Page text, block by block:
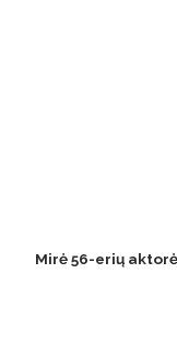
Mirė 56-erių